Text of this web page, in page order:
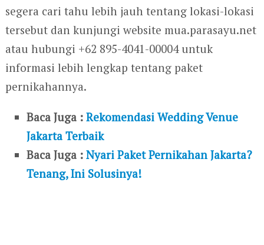
segera cari tahu lebih jauh tentang lokasi-lokasi
tersebut dan kunjungi website mua.parasayu.net
atau hubungi +62 895-4041-00004 untuk
informasi lebih lengkap tentang paket
pernikahannya.
Baca Juga :Rekomendasi Wedding Venue
Jakarta Terbaik
Baca Juga :Nyari Paket Pernikahan Jakarta?
Tenang, Ini Solusinya!